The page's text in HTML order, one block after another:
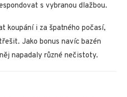
s vybranou dlažbou.
koupání i za špatného počasí,
Jako bonus navíc bazén
napadaly různé nečistoty.